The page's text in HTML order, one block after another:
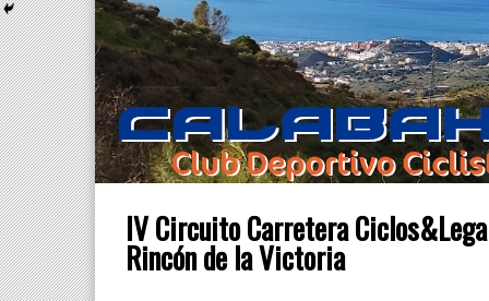
IV Circuito Carretera
Rincón de la Victoria